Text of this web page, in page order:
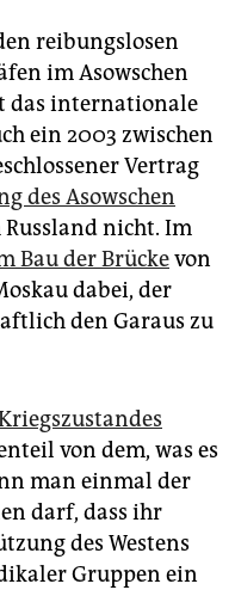
reibungslosen
im Asowschen
das internationale
ein 2003 zwischen
Vertrag
des Asowschen
Russland nicht. Im
Bau der Brückevon
dabei, der
den Garaus zu
von dem, was es
man einmal der
darf, dass ihr
des Westens
Gruppen ein